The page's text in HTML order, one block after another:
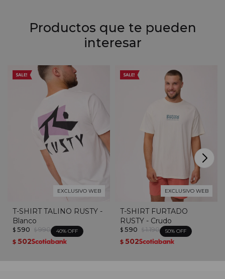
Productos que te pueden
interesar
EXCLUSIVO WEB
T-SHIRT TALINO RUSTY -
Blanco
$ 590 $ 990 40
$ 502
EXCLUSIVO WEB
T-SHIRT FURTADO
RUSTY - Crudo
$ 590 $ 1.190 50
$ 502